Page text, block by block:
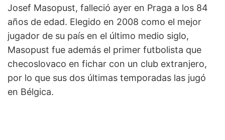
Josef Masopust, falleció ayer en Praga a los 84
años de edad. Elegido en 2008 como el mejor
jugador de su país en el último medio siglo,
Masopust fue además el primer futbolista que
checoslovaco en fichar con un club extranjero,
por lo que sus dos últimas temporadas las jugó
en Bélgica.